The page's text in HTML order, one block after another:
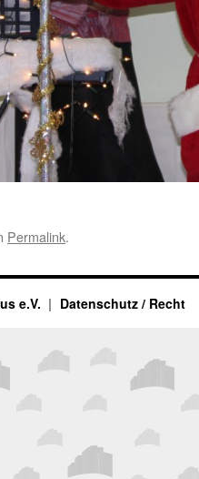
Permalink.
e.V. Datenschutz / Recht